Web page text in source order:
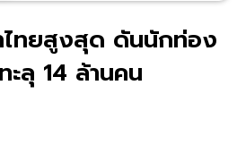
ไทยสูงสุด ดันนักท่อง
ะลุ 14 ล้านคน